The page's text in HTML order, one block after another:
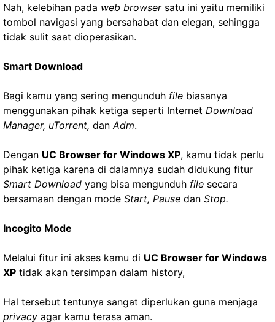
Nah, kelebihan pada web browsersatu ini yaitu memiliki
tombol navigasi yang bersahabat dan elegan, sehingga
tidak sulit saat dioperasikan.
Smart Download
Bagi kamu yang sering mengunduh file biasanya
menggunakan pihak ketiga seperti Internet Download
Manager, uTorrent, dan Adm.
Dengan UC Browser for Windows XP, kamu tidak perlu
pihak ketiga karena di dalamnya sudah didukung fitur
Smart Download yang bisa mengunduh file secara
bersamaan dengan mode Start, Pause dan Stop.
Incogito Mode
Melalui fitur ini akses kamu di UC Browser for Windows
XP tidak akan tersimpan dalam history,
Hal tersebut tentunya sangat diperlukan guna menjaga
privacy agar kamu terasa aman.